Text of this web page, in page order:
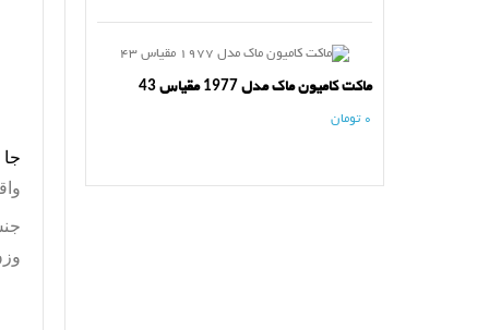
ماکت کامیون ماک مدل 1977 مقیاس 43
0 تومان
وزن